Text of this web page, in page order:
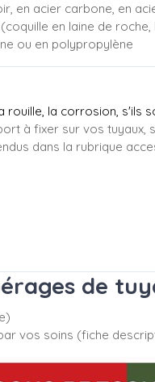
en acier carbone, en
en laine de
ou en polypropylène
rouille, la corrosion, s'ils
à fixer sur vos
dans la rubrique
de
vos soins (fiche